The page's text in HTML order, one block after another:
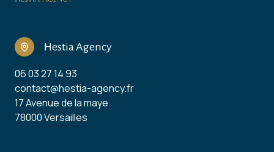
Hestia Agency
06 03 27 14 93
contact@hestia-agency.fr
17 Avenue de la maye
78000 Versailles